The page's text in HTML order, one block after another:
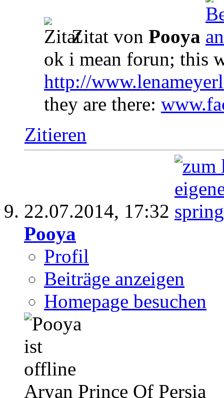
Zitat von Pooya
ok i mean forun; this
http://
they are there:
Zitieren
22.07.2014, 17:32
Pooya
Profil
Beiträge anzeigen
Homepage besuchen
Aryan Prince Of Persia